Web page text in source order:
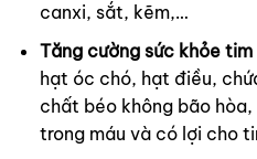
canxi, sắt, kẽm,…
Tăng cường sức khỏe tim
hạt óc chó, hạt điều,
chất béo không bão
trong máu và có lợi cho